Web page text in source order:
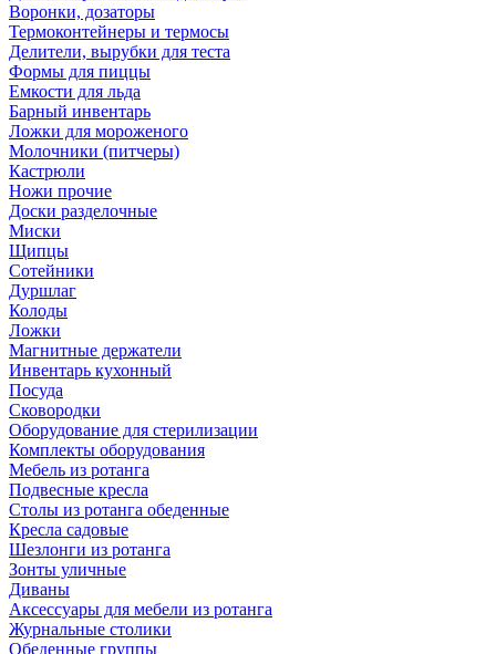
Воронки, дозаторы
Термоконтейнеры и термосы
Делители, вырубки для теста
Формы для пиццы
Емкости для льда
Барный инвентарь
Ложки для мороженого
Молочники (питчеры)
Кастрюли
Ножи прочие
Доски разделочные
Миски
Щипцы
Сотейники
Дуршлаг
Колоды
Ложки
Магнитные держатели
Инвентарь кухонный
Посуда
Сковородки
Оборудование для стерилизации
Комплекты оборудования
Мебель из ротанга
Подвесные кресла
Столы из ротанга обеденные
Кресла садовые
Шезлонги из ротанга
Зонты уличные
Диваны
Аксессуары для мебели из ротанга
Журнальные столики
Обеденные группы